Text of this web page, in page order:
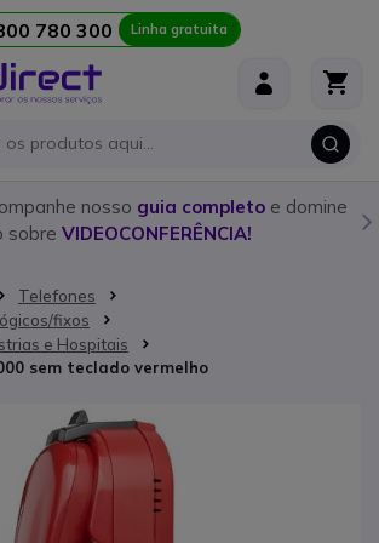
780 300 Linha gratuita
nosso guia completoe domine
sobre VIDEOCONFERÊNCIA!
Telefones
fixos
e Hospitais
sem teclado vermelho
Galeria de imagens